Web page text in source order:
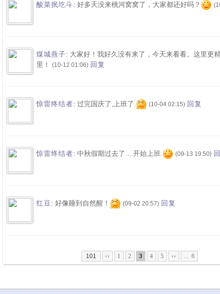
酸菜抿圪斗: 好多天没来桃河窝窝了，大家都还好吗？
煤城燕子: 大家好！我好久没有来了，今天来看看。这里更
里！
(10-12 01:06) 回复
惊雷终结者: 过完国庆了,上班了. (10-04 02:15) 回复
惊雷终结者: 中秋假期过去了....开始上班. (09-13 19:50)
红豆 : 好像睡到自然醒！ (09-02 20:57) 回复
101 ‹‹ 1 2 3 4 5 ›› ... 6